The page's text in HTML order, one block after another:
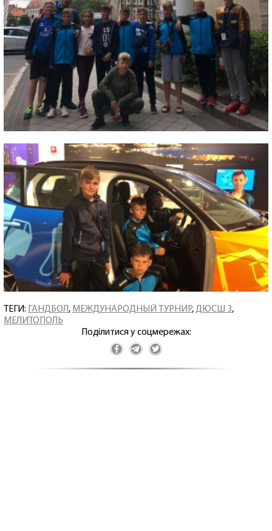
ТЕГИ: ГАНДБОЛ, МЕЖДУНАРОДНЫЙ ТУРНИР,ДЮСШ 3,
МЕЛИТОПОЛЬ
Поділитися у соцмережах: